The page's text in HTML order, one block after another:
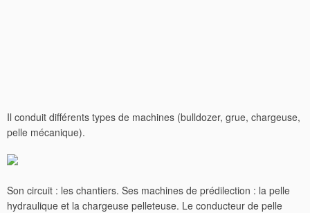
Il conduit différents types de machines (bulldozer, grue, chargeuse,
pelle mécanique).
Son circuit : les chantiers. Ses machines de prédilection : la pelle
hydraulique et la chargeuse pelleteuse. Le conducteur de pelle